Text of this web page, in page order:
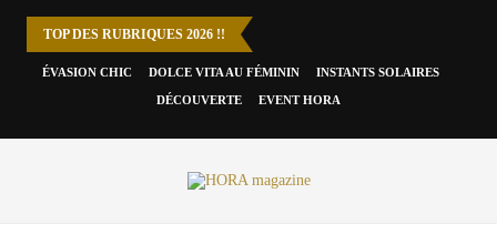
TOP DES RUBRIQUES 2026 !!
ÉVASION CHIC DOLCE VITA AU FÉMININ INSTANTS SOLAIRES
DÉCOUVERTE EVENT HORA